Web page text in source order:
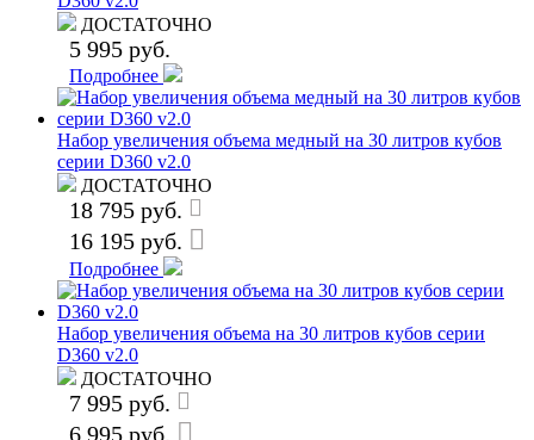
ДОСТАТОЧНО
5 995 руб.
Подробнее
Набор увеличения объема медный на 30 литров кубов
серии D360 v2.0
ДОСТАТОЧНО
18 795 руб.
16 195 руб.
Подробнее
Набор увеличения объема на 30 литров кубов серии
D360 v2.0
ДОСТАТОЧНО
7 995 руб.
6 995 руб.